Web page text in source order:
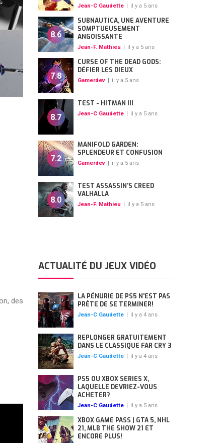
des
Jean-C Gaudette | il y a 5 ans
8.6
SUBNAUTICA, UNE AVENTURE
SOMPTUEUSEMENT
ANGOISSANTE
Jean-F. Mathieu | il y a 5 ans
7.8
CURSE OF THE DEAD GODS:
DÉFIER LES DIEUX
Gamerdev | il y a 5 ans
8.7
TEST - HITMAN III
Jean-C Gaudette | il y a 5 ans
7.2
MANIFOLD GARDEN:
SPLENDEUR ET CONFUSION
Gamerdev | il y a 5 ans
8.0
TEST ASSASSIN'S CREED
VALHALLA
Jean-F. Mathieu | il y a 5 ans
ACTUALITÉ DU JEUX VIDÉO
LA PÉNURIE DE PS5 N'EST PAS
PRÊTE DE SE TERMINER!
Jean-C Gaudette | il y a 4 ans
REPLONGER GRATUITEMENT
DANS LE CLASSIQUE FAR CRY 3
Jean-C Gaudette | il y a 4 ans
PS5 OU XBOX SERIES X,
LAQUELLE DEVRIEZ-VOUS
ACHETER?
Jean-C Gaudette | il y a 5 ans
XBOX GAME PASS | GTA 5, NHL
21, MLB THE SHOW 21 ET
ENCORE PLUS!